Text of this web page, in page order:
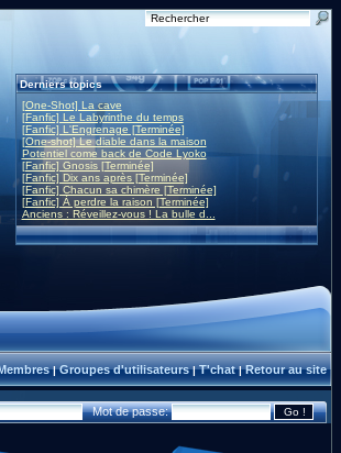
Derniers topics
[One-Shot] La cave
[Fanfic] Le Labyrinthe du temps
[Fanfic] L'Engrenage [Terminée]
[One-shot] Le diable dans la maison
Potentiel come back de Code Lyoko
[Fanfic] Gnosis [Terminée]
[Fanfic] Dix ans après [Terminée]
[Fanfic] Chacun sa chimère [Terminée]
[Fanfic] À perdre la raison [Terminée]
Anciens : Réveillez-vous ! La bulle d...
|Groupes d'utilisateurs|T'chat|Retour au site
Mot de passe: